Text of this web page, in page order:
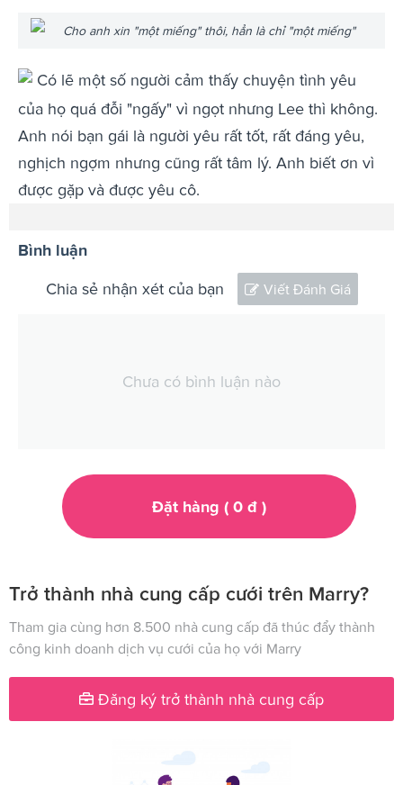
Cho anh xin "một miếng" thôi, hẳn là chỉ "một miếng"
Có lẽ một số người cảm thấy chuyện tình yêu
của họ quá đỗi "ngấy" vì ngọt nhưng Lee thì không.
Anh nói bạn gái là người yêu rất tốt, rất đáng yêu,
nghịch ngợm nhưng cũng rất tâm lý. Anh biết ơn vì
được gặp và được yêu cô.
Bình luận
Chia sẻ nhận xét của bạn Viết Đánh Giá
Chưa có bình luận nào
Đặt hàng ( 0đ )
Trở thành nhà cung cấp cưới trên Marry?
Tham gia cùng hơn 8.500 nhà cung cấp đã thúc đẩy thành
công kinh doanh dịch vụ cưới của họ với Marry
Đăng ký trở thành nhà cung cấp